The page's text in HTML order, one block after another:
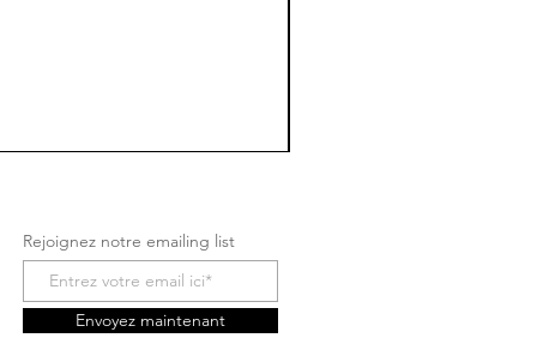
Rejoignez notre emailing list
Envoyez maintenant